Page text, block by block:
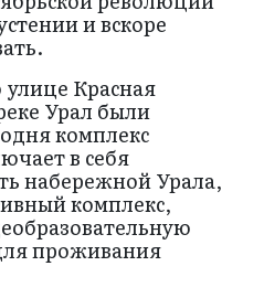
и вскоре
улице Красная
Урал были
комплекс
в себя
набережной Урала,
комплекс,
проживания